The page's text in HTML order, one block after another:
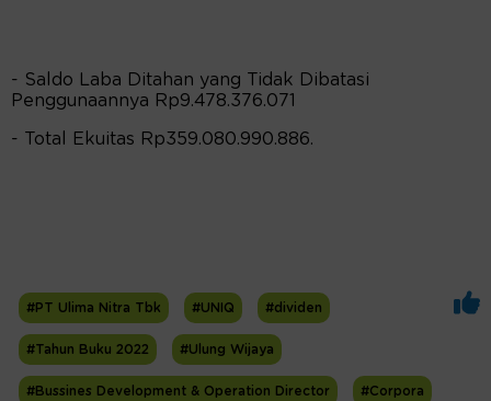
- Saldo Laba Ditahan yang Tidak Dibatasi
Penggunaannya Rp9.478.376.071
- Total Ekuitas Rp359.080.990.886.
#PT Ulima Nitra Tbk #UNIQ #dividen
#Tahun Buku 2022 #Ulung Wijaya
#Bussines Development & Operation Director #Corpora